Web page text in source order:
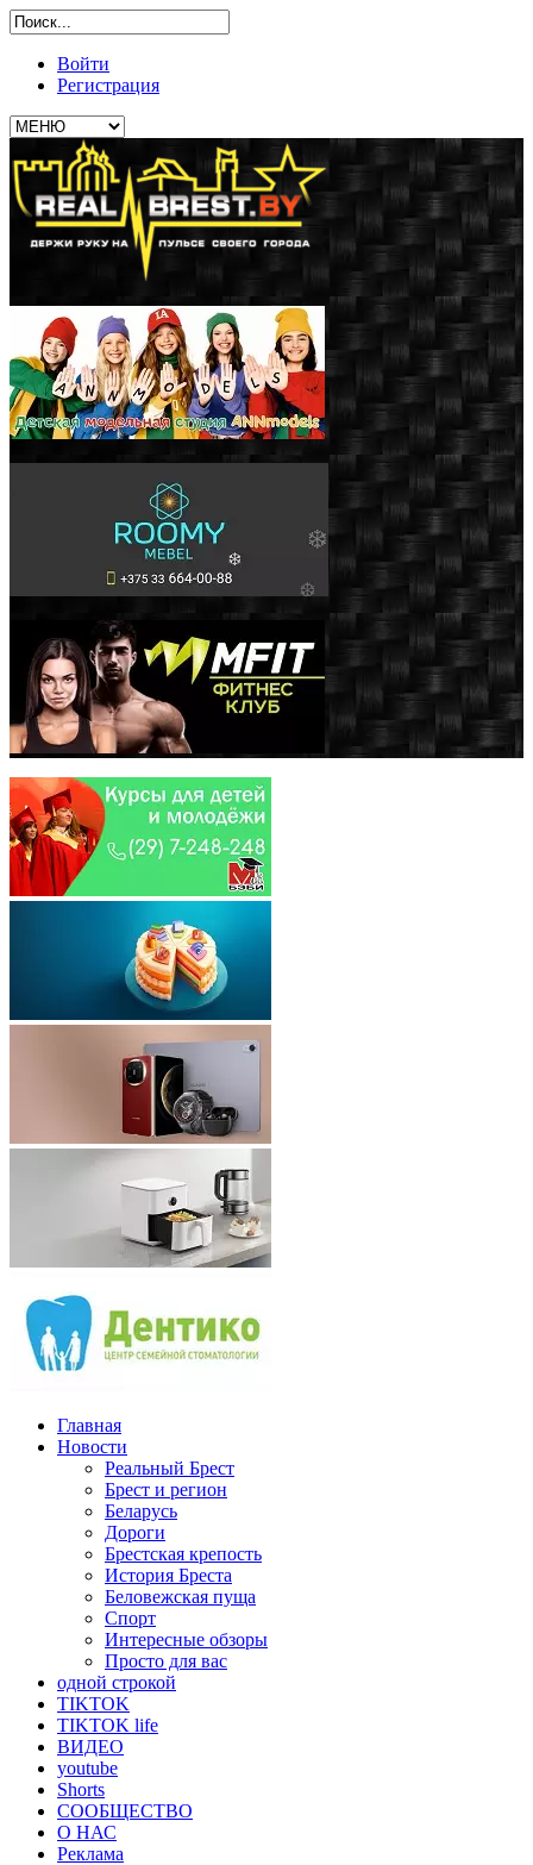
Войти
Регистрация
Главная
Новости
Реальный Брест
Брест и регион
Беларусь
Дороги
Брестская крепость
История Бреста
Беловежская пуща
Спорт
Интересные обзоры
Просто для вас
одной строкой
TIKTOK
TIKTOK life
ВИДЕО
youtube
Shorts
СООБЩЕСТВО
О НАС
Реклама